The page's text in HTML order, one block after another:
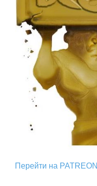
Перейти на PATREON